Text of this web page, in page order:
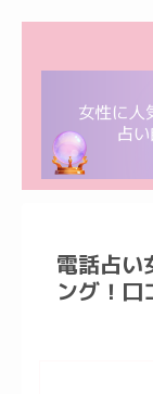
電話占い
ング！口